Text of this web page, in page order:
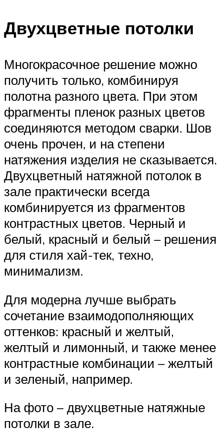
Двухцветные потолки
Многокрасочное решение можно
получить только, комбинируя
полотна разного цвета. При этом
фрагменты пленок разных цветов
соединяются методом сварки. Шов
очень прочен, и на степени
натяжения изделия не сказывается.
Двухцветный натяжной потолок в
зале практически всегда
комбинируется из фрагментов
контрастных цветов. Черный и
белый, красный и белый – решения
для стиля хай-тек, техно,
минимализм.
Для модерна лучше выбрать
сочетание взаимодополняющих
оттенков: красный и желтый,
желтый и лимонный, и также менее
контрастные комбинации – желтый
и зеленый, например.
На фото – двухцветные натяжные
потолки в зале.